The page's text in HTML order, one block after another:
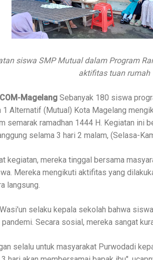
siswa SMP Mutual dalam Program
aktifitas tuan rumah
Magelang Sebanyak 180 siswa
1 Alternatif (Mutual) Kota Magelang
semarak ramadhan 1444 H. Kegiatan ini
selama 3 hari 2 malam, (Selasa-
kegiatan, mereka tinggal bersama
Mereka mengikuti aktifitas yang
langsung.
selaku kepala sekolah bahwa
Secara sosial, mereka sangat
selalu untuk masyarakat Purwodadi